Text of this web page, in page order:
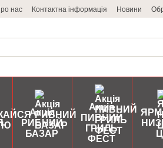
нас Контактна інформація Новини
Акція
РИБНИЙ
БАЗАР
Акція
ПИВНИЙ
ГРИЛЬ
ФЕСТ